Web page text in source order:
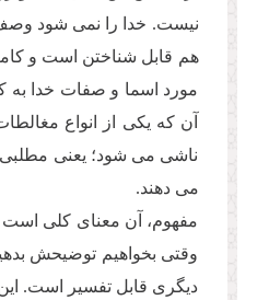
نیست. خدا را نمى شود
هم قابل شناختن است و
مورد اسما و صفات خدا به
آن كه یكى از انواع
ناشى مى شود؛ یعنى
مى دهند.
مفهوم، آن معناى كلى است
وقتى بخواهیم توضیحش
دیگرى قابل تفسیر است.